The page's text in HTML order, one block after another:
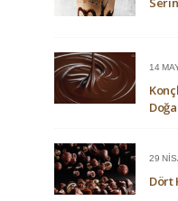
14
29
Dört